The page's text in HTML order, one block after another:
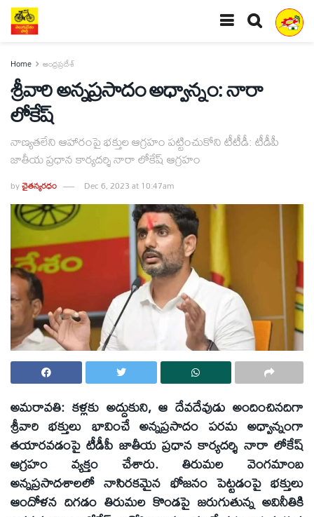
Home ఆంధ్రప్రదేశ్
శ్రీవారి అన్నప్రసాదం అధ్వాన్నం: నారా
లోకేష్
నాణ్యతలేని ఆహారంపై భక్తుల ఆగ్రహం పట్టించుకోని టీటీడీ: టీడీపీ
జాతీయ ప్రధాన కార్యదర్శి నారా లోకేష్‌ ఆగ్రహం
byచైతన్యరధం Dec 6, 2023 at 10:47am
అమరావతి: కళ్లకు అద్దుకుని, ఆ దేవదేవుడు అందించినదిగా
శ్రీవారి భక్తులు భావించే అన్నప్రసాదం పరమ అధ్వాన్నంగా
తయారవడంపై టీడీపీ జాతీయ ప్రధాన కార్యదర్శి నారా లోకేష్‌
ఆగ్రహం వ్యక్తం చేశారు. తిరుమల వెంగమాంబ
అన్నప్రసాదశాలలో నాసిరకమైన భోజనం పెట్టడంపై భక్తులు
ఆందోళన దిగడం తిరుమల కొండపై జరుగుతున్న అవినీతికి